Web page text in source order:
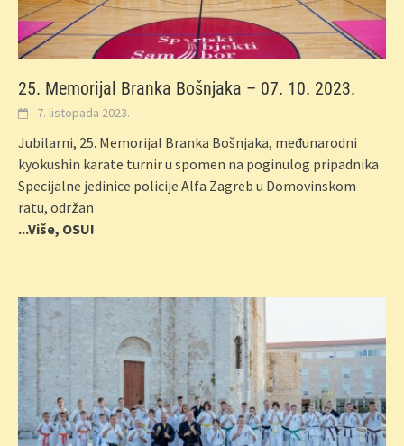
25. Memorijal Branka Bošnjaka – 07. 10. 2023.
7. listopada 2023.
Jubilarni, 25. Memorijal Branka Bošnjaka, međunarodni
kyokushin karate turnir u spomen na poginulog pripadnika
Specijalne jedinice policije Alfa Zagreb u Domovinskom
ratu, održan
...Više, OSU!